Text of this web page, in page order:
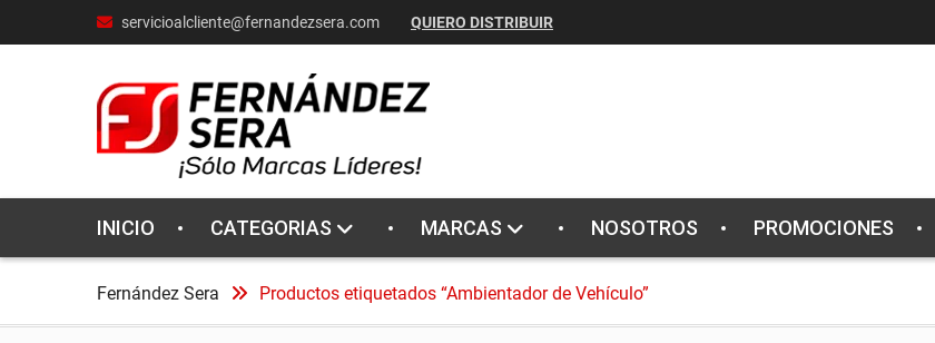
servicioalcliente@fernandezsera.com QUIERO DISTRIBUIR
INICIO CATEGORIAS MARCAS NOSOTROS PROMOCIONES
Fernández Sera Productos etiquetados “Ambientador de Vehículo”